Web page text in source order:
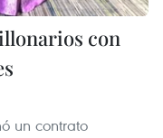
con
un contrato